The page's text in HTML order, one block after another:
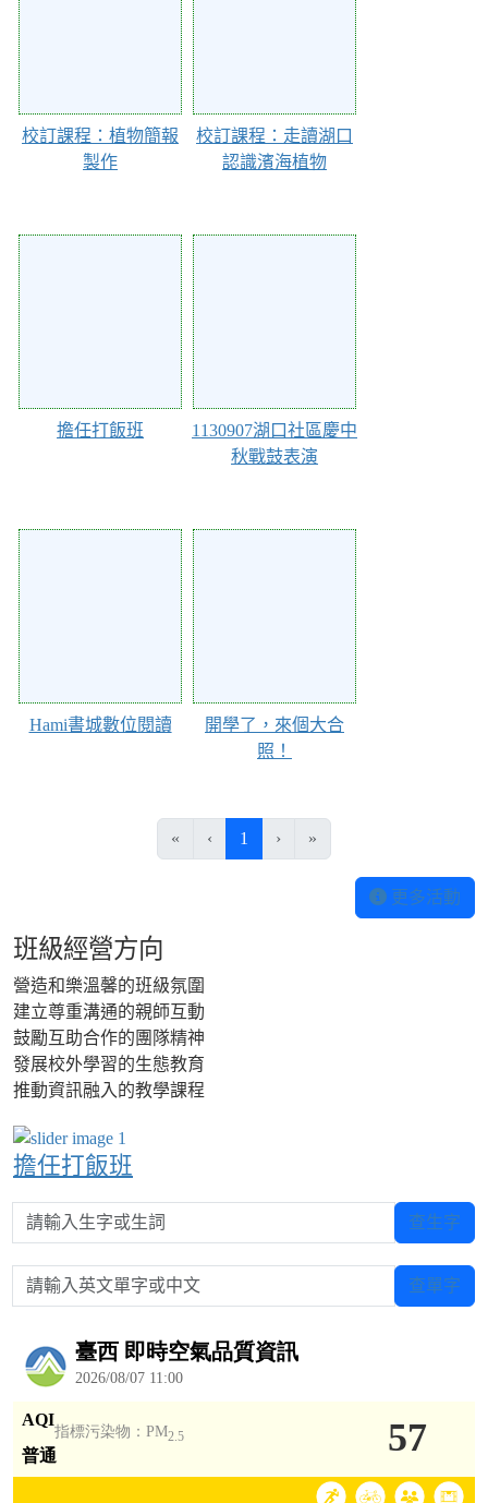
校訂課程：植物簡報
製作
校訂課程：走讀湖口
認識濱海植物
擔任打飯班
1130907湖口社區慶中
秋戰鼓表演
Hami書城數位閱讀
開學了，來個大合
照！
« ‹ 1 (目前頁次)
› »
更多活動
班級經營方向
營造和樂溫馨的班級氛圍
建立尊重溝通的親師互動
鼓勵互助合作的團隊精神
發展校外學習的生態教育
推動資訊融入的教學課程
擔任打飯班
請輸入生字或生詞 查生字
請輸入英文單字或中文 查單字